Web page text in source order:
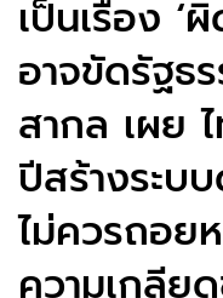
เป็นเรื่อง ‘
อาจขัดรัฐธ
สากล เผย
ปีสร้างระบ
ไม่ควรถอย
ความเกลีย